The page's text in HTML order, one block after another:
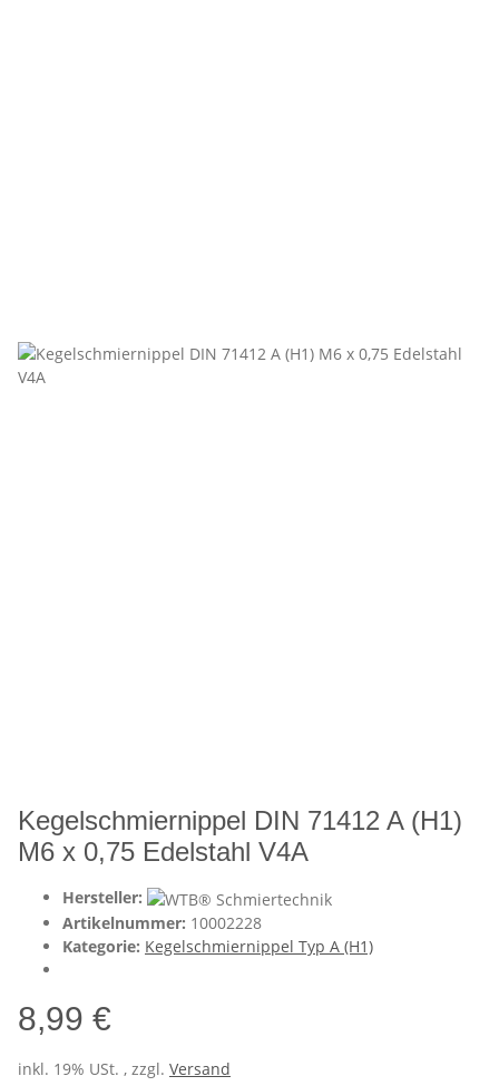
Kegelschmiernippel DIN 71412 A (H1)
M6 x 0,75 Edelstahl V4A
Hersteller:
Artikelnummer: 10002228
Kategorie: Kegelschmiernippel Typ A (H1)
8,99 €
inkl. 19% USt. , zzgl. Versand